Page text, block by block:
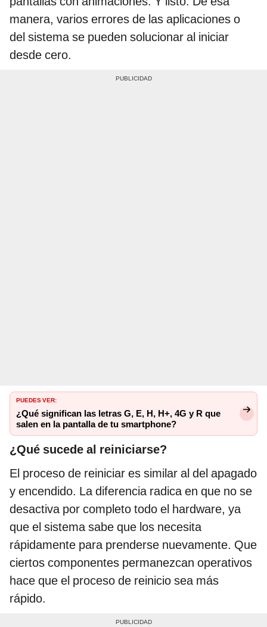
manera, varios errores de las aplicaciones o
del sistema se pueden solucionar al iniciar
desde cero.
PUEDES VER:
¿Qué significan las letras G, E, H, H+, 4G y R que
salen en la pantalla de tu smartphone?
¿Qué sucede al reiniciarse?
El proceso de reiniciar es similar al del apagado
y encendido. La diferencia radica en que no se
desactiva por completo todo el hardware, ya
que el sistema sabe que los necesita
rápidamente para prenderse nuevamente. Que
ciertos componentes permanezcan operativos
hace que el proceso de reinicio sea más
rápido.